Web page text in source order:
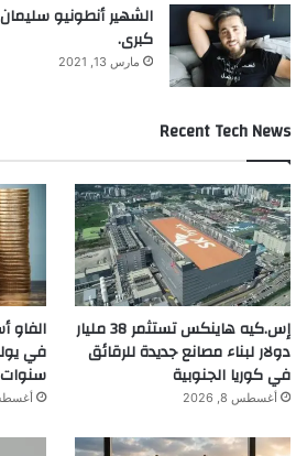
الشهير أنطونيو
كبرى.
مارس 13, 2021
Recent Tech News
إس.كيه هاينكس تستثمر 38 مليار
دولار لبناء مصانع جديدة للرقائق
في كوريا الجنوبية
أغسطس 8, 2026
الفاو
سنوات
أغسطس 8,